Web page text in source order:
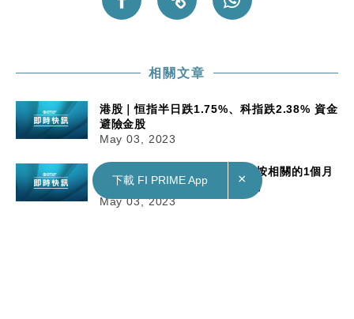
相關文章
港股｜恒指半日跌1.75%、科指跌2.38% 資金
避險金股
May 03, 2023
財經｜港元拆息全線走高 與樓按相關的1個月
HIBOR十連升穿3.5厘 近4月高
May 03, 2023
下載 FI PRIME App ×